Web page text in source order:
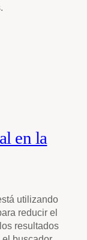
en la
utilizando
reducir el
resultados